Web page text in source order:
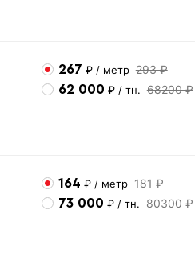
267 ₽ / метр 293 ₽
62 000 ₽ / тн. 68200 ₽
164 ₽ / метр 181 ₽
73 000 ₽ / тн. 80300 ₽